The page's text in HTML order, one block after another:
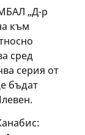
„Д-р
към
сред
серия от
бъдат